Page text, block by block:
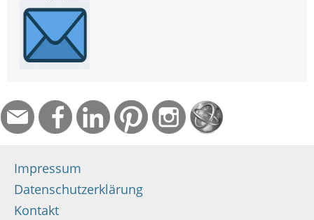
Impressum
Datenschutzerklärung
Kontakt